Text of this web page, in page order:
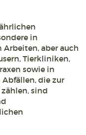
in
aber auch
Tierkliniken,
sowie in
die zur
sind